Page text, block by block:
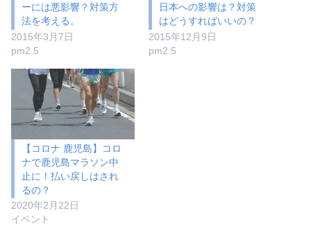
ーには悪影響？対策方
法を考える。
2015年3月7日
pm2.5
日本への影響は？対策
はどうすればいいの？
2015年12月9日
pm2.5
【コロナ 鹿児島】コロ
ナで鹿児島マラソン中
止に！払い戻しはされ
るの？
2020年2月22日
イベント